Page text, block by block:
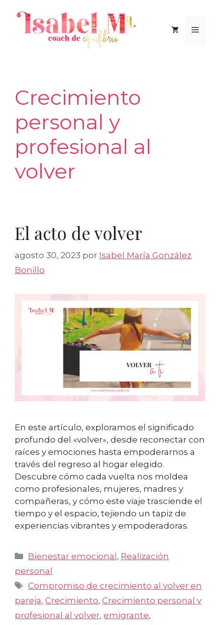
contenido
Menú
Crecimiento
personal y
profesional al
volver
El acto de volver
agosto 30, 2023 por Isabel María González
Bonillo
En este artículo, exploramos el significado
profundo del «volver», desde reconectar con
raíces y emociones hasta empoderarnos a
través del regreso al hogar elegido.
Descubre cómo cada vuelta nos moldea
como profesionales, mujeres, madres y
compañeras, y cómo este viaje trasciende el
tiempo y el espacio, tejiendo un tapiz de
experiencias vibrantes y empoderadoras.
Categorías
Bienestar emocional , Realización
personal
Etiquetas
Compromiso de crecimiento al volver en
pareja, Crecimiento, Crecimiento personal y
profesional al volver, emigrante,